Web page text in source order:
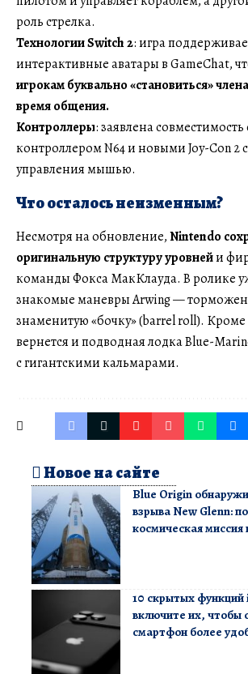
роль стрелка.
Технологии Switch 2: игра
интерактивные аватары в GameChat,
игрокам буквально «становиться»
время общения.
Контроллеры: заявлена
контроллером N64 и новыми Joy-Con 2
управления мышью.
Что осталось неизменным?
Несмотря на обновление,Nintendo
оригинальную структуру уровнейи
команды Фокса МакКлауда. В ролике
знакомые маневры Arwing —
знаменитую «бочку» (barrel roll). Кроме
вернется и подводная лодка Blue-
с гигантскими кальмарами.
Новое на сайте
Blue Origin
взрыва New Glenn:
космическая миссия
10 скрытых функций
включите их, чтобы
смартфон более